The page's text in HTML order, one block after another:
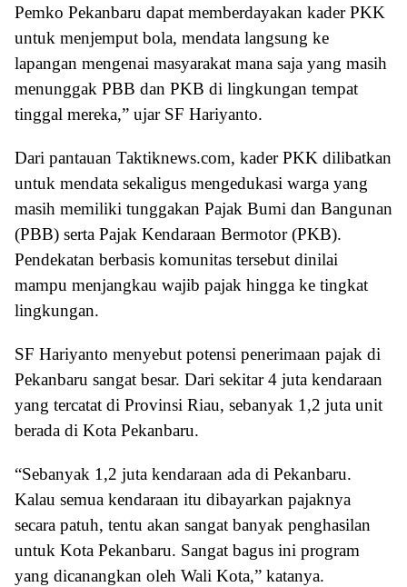
Pemko Pekanbaru dapat memberdayakan kader PKK
untuk menjemput bola, mendata langsung ke
lapangan mengenai masyarakat mana saja yang masih
menunggak PBB dan PKB di lingkungan tempat
tinggal mereka,” ujar SF Hariyanto.
Dari pantauan Taktiknews.com, kader PKK dilibatkan
untuk mendata sekaligus mengedukasi warga yang
masih memiliki tunggakan Pajak Bumi dan Bangunan
(PBB) serta Pajak Kendaraan Bermotor (PKB).
Pendekatan berbasis komunitas tersebut dinilai
mampu menjangkau wajib pajak hingga ke tingkat
lingkungan.
SF Hariyanto menyebut potensi penerimaan pajak di
Pekanbaru sangat besar. Dari sekitar 4 juta kendaraan
yang tercatat di Provinsi Riau, sebanyak 1,2 juta unit
berada di Kota Pekanbaru.
“Sebanyak 1,2 juta kendaraan ada di Pekanbaru.
Kalau semua kendaraan itu dibayarkan pajaknya
secara patuh, tentu akan sangat banyak penghasilan
untuk Kota Pekanbaru. Sangat bagus ini program
yang dicanangkan oleh Wali Kota,” katanya.